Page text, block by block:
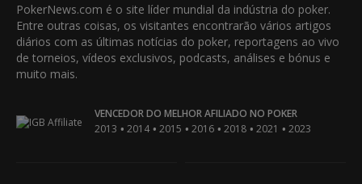
PokerNews.com é o site líder mundial da indústria do poker.
Entre outras coisas, os visitantes encontrarão vários artigos
diários com as últimas notícias do poker, reportagens ao vivo
de torneios, vídeos exclusivos, podcasts, análises e bónus e
muito mais.
VENCEDOR DO MELHOR AFILIADO NO POKER
2013 • 2014 • 2015 • 2016 • 2018 • 2021 • 2023